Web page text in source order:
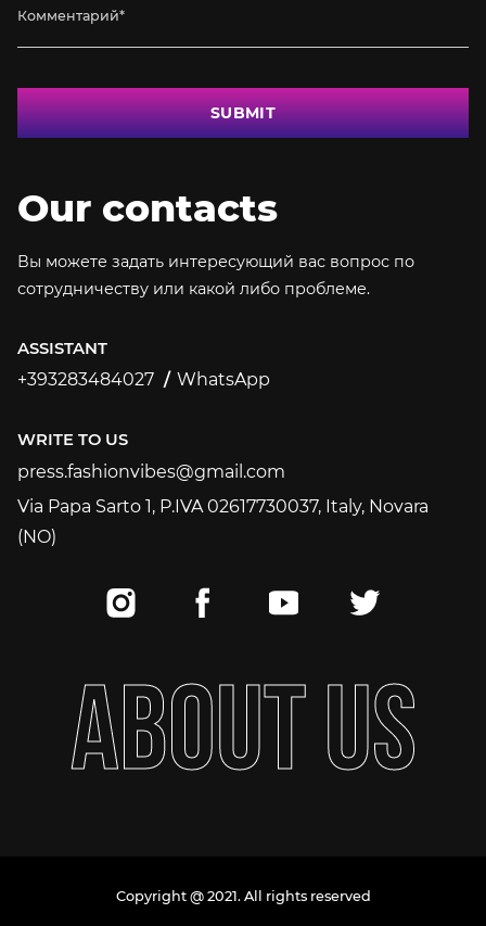
SUBMIT
Our contacts
Вы можете задать интересующий вас вопрос по
сотрудничеству или какой либо проблеме.
ASSISTANT
+393283484027
WhatsApp
WRITE TO US
press.fashionvibes@gmail.com
press.fashionvibes@gmail.com
Via Papa Sarto 1, P.IVA 02617730037, Italy, Novara
(NO)
ABOUTUS
Copyright @ 2021. All rights reserved